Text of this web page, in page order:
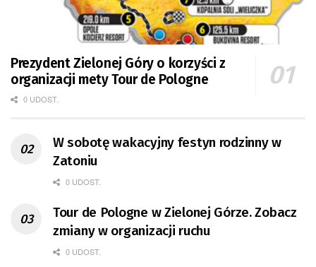
Prezydent Zielonej Góry o korzyści z
organizacji mety Tour de Pologne
0 UDOST.
W sobotę wakacyjny festyn rodzinny w
Zatoniu
0 UDOST.
Tour de Pologne w Zielonej Górze. Zobacz
zmiany w organizacji ruchu
0 UDOST.